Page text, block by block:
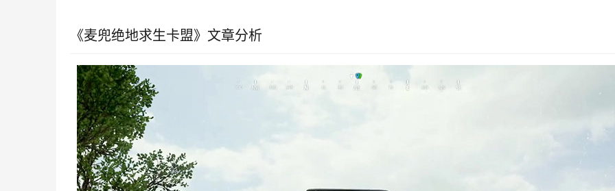
《麦兜绝地求生卡盟》文章分析